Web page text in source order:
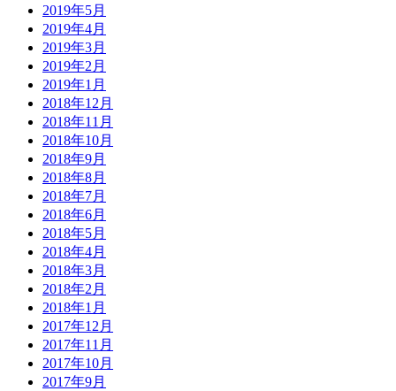
2019年5月
2019年4月
2019年3月
2019年2月
2019年1月
2018年12月
2018年11月
2018年10月
2018年9月
2018年8月
2018年7月
2018年6月
2018年5月
2018年4月
2018年3月
2018年2月
2018年1月
2017年12月
2017年11月
2017年10月
2017年9月